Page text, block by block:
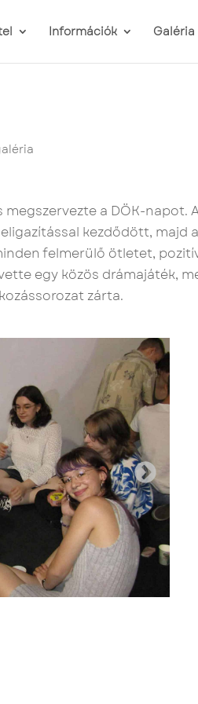
Információk Galéria
a DÖK-napot.
kezdődött, majd
felmerülő ötletet,
egy közös drámajáték,
zárta.